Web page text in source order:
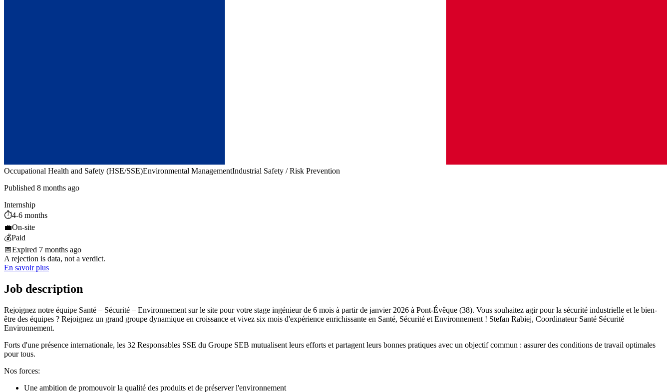
Occupational Health and Safety (HSE/SSE)Environmental ManagementIndustrial Safety / Risk Prevention
Published 8 months ago
Internship
⏱️4-6 months
💼On-site
💰Paid
📅Expired 7 months ago
A rejection is data, not a verdict.
En savoir plus
Job description
Rejoignez notre équipe Santé – Sécurité – Environnement sur le site pour votre stage ingénieur de 6 mois à partir de janvier 2026 à Pont-Évêque (38). Vous souhaitez agir pour la sécurité industrielle et le bien-
être des équipes ? Rejoignez un grand groupe dynamique en croissance et vivez six mois d'expérience enrichissante en Santé, Sécurité et Environnement ! Stefan Rabiej, Coordinateur Santé Sécurité
Environnement.
Forts d'une présence internationale, les 32 Responsables SSE du Groupe SEB mutualisent leurs efforts et partagent leurs bonnes pratiques avec un objectif commun : assurer des conditions de travail optimales
pour tous.
Nos forces:
Une ambition de promouvoir la qualité des produits et de préserver l'environnement